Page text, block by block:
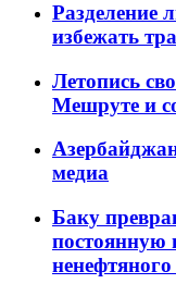
Разделение
избежать
Летопись
Мешруте и
медиа
Баку
постоянную